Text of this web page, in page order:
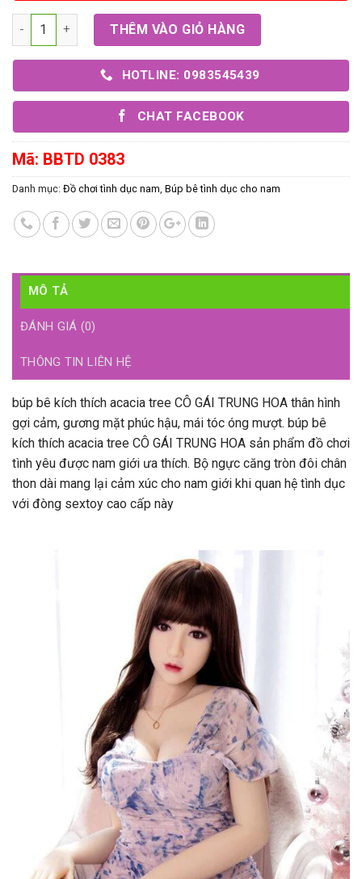
Số lượng THÊM VÀO GIỎ HÀNG
HOTLINE: 0983545439
CHAT FACEBOOK
Mã: BBTD 0383
Danh mục: Đồ chơi tình dục nam Búp bê tình dục cho nam
MÔ TẢ
ĐÁNH GIÁ (0)
THÔNG TIN LIÊN HỆ
búp bê kích thích acacia tree CÔ GÁI TRUNG HOA thân hình
gợi cảm, gương mặt phúc hậu, mái tóc óng mượt. búp bê
kích thích acacia tree CÔ GÁI TRUNG HOA sản phẩm đồ chơi
tình yêu được nam giới ưa thích. Bộ ngực căng tròn đôi chân
thon dài mang lại cảm xúc cho nam giới khi quan hệ tình dục
với đòng sextoy cao cấp này